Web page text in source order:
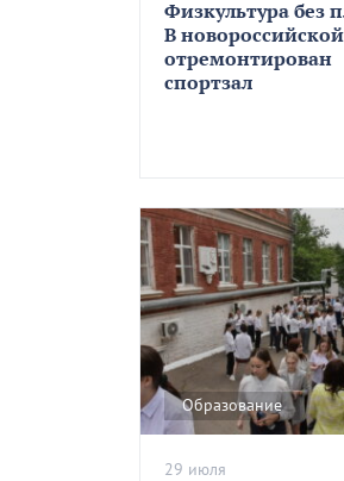
Физкультура без
В
отремонтирован
спортзал
Образование
29 июля